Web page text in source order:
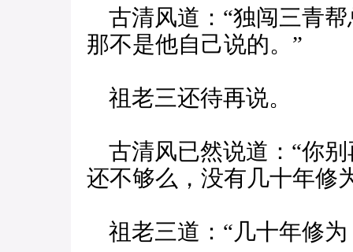
古清风道：“独闯三青
那不是他自己说的。”
祖老三还待再说。
古清风已然说道：“你
还不够么，没有几十年修
祖老三道：“几十年修为